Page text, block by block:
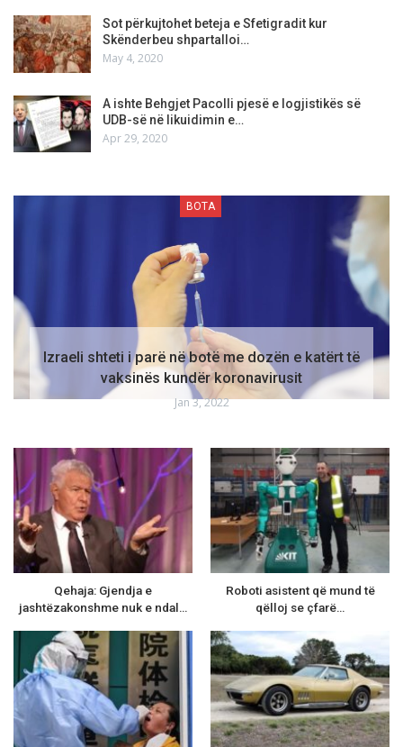
Sot përkujtohet beteja e Sfetigradit kur
Skënderbeu shpartalloi…
May 4, 2020
A ishte Behgjet Pacolli pjesë e logjistikës së
UDB-së në likuidimin e…
Apr 29, 2020
BOTA
Izraeli shteti i parë në botë me dozën e katërt të
vaksinës kundër koronavirusit
Jan 3, 2022
Qehaja: Gjendja e
jashtëzakonshme nuk e ndal…
Roboti asistent që mund të
qëlloj se çfarë…